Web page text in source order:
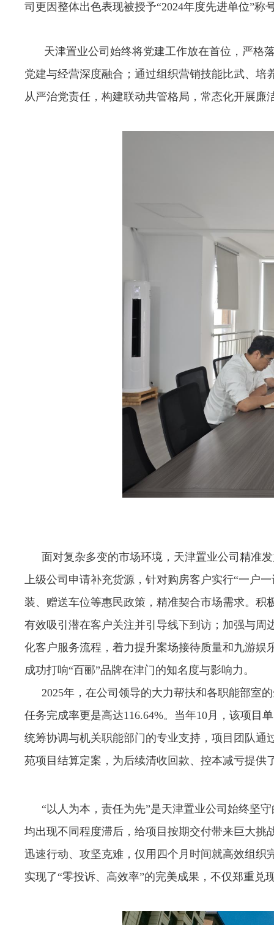
司更因整体出色表现被授予“2024年度先进单位”称
天津置业公司始终将党建工作放在首位，严格
党建与经营深度融合；通过组织营销技能比武、
从严治党责任，构建联动共管格局，常态化开展廉
面对复杂多变的市场环境，天津置业公司精准
上级公司申请补充货源，针对购房客户实行“一户
装、赠送车位等惠民政策，精准契合市场需求。
有效吸引潜在客户关注并引导线下到访；加强与
化客户服务流程，着力提升案场接待质量和九游
成功打响“百郦”品牌在津门的知名度与影响力。
2025年，在公司领导的大力帮扶和各职能部室
任务完成率更是高达116.64%。当年10月，该项目
统筹协调与机关职能部门的专业支持，项目团队
苑项目结算定案，为后续清收回款、控本减亏提供
“以人为本，责任为先”是天津置业公司始终坚
均出现不同程度滞后，给项目按期交付带来巨大
迅速行动、攻坚克难，仅用四个月时间就高效组
实现了“零投诉、高效率”的完美成果，不仅郑重